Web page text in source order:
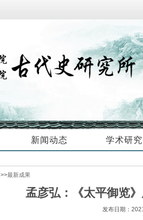
新闻动态 学术研究
>>最新成果
孟彦弘：《太平御览
发布日期：